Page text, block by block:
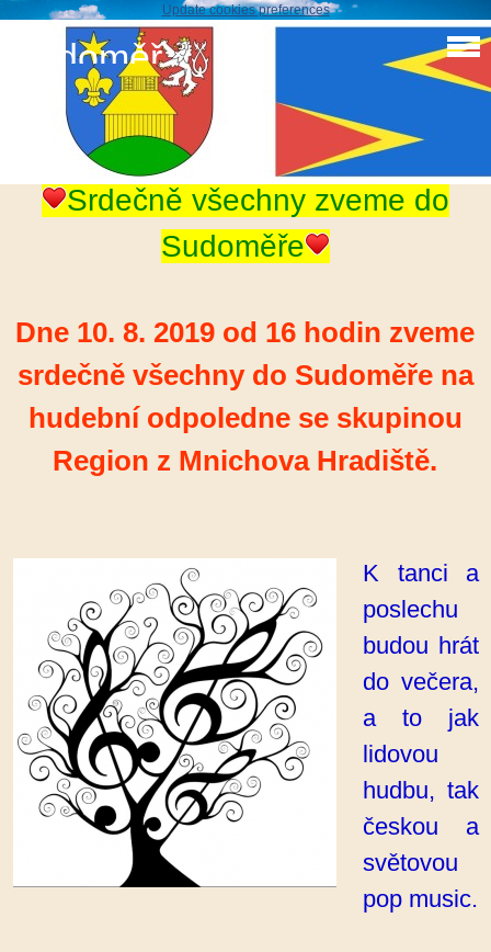
Update cookies preferences
Sudoměř
Srdečně všechny zveme do Sudoměře na taneční
zábavu 10.8.2019
Srdečně všechny zveme do
Sudoměře
Dne 10. 8. 2019 od 16 hodin zveme
srdečně všechny do Sudoměře na
hudební odpoledne se skupinou
Region z Mnichova Hradiště.
K tanci a
poslechu
budou hrát
do večera,
a to jak
lidovou
hudbu, tak
českou a
světovou
pop music.